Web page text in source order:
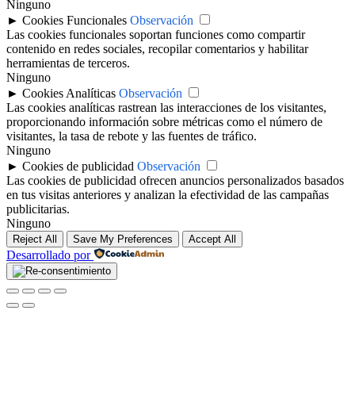
Ninguno
► Cookies Funcionales Observación
Las cookies funcionales soportan funciones como compartir
contenido en redes sociales, recopilar comentarios y habilitar
herramientas de terceros.
Ninguno
► Cookies Analíticas Observación
Las cookies analíticas rastrean las interacciones de los visitantes,
proporcionando información sobre métricas como el número de
visitantes, la tasa de rebote y las fuentes de tráfico.
Ninguno
► Cookies de publicidad Observación
Las cookies de publicidad ofrecen anuncios personalizados basados
en tus visitas anteriores y analizan la efectividad de las campañas
publicitarias.
Ninguno
Reject All Save My Preferences Accept All
Desarrollado por